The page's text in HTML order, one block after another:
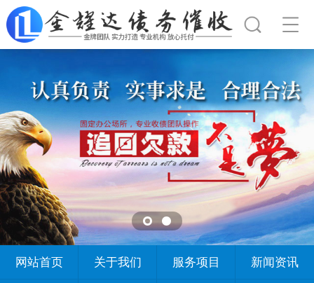
网站首页 关于我们 服务项目 新闻资讯